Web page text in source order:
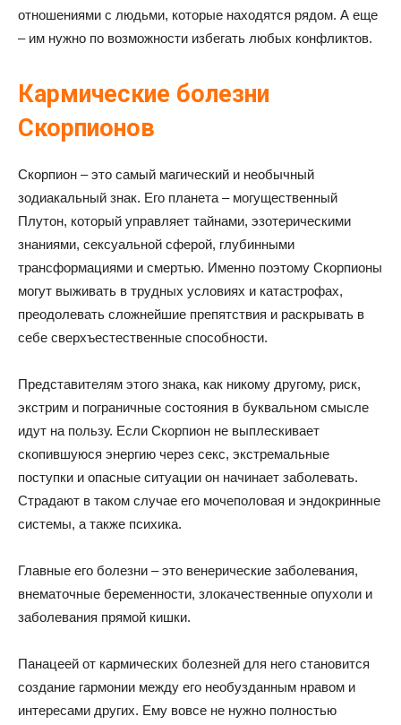
отношениями с людьми, которые находятся рядом. А еще
– им нужно по возможности избегать любых конфликтов.
Кармические болезни
Скорпионов
Скорпион – это самый магический и необычный
зодиакальный знак. Его планета – могущественный
Плутон, который управляет тайнами, эзотерическими
знаниями, сексуальной сферой, глубинными
трансформациями и смертью. Именно поэтому Скорпионы
могут выживать в трудных условиях и катастрофах,
преодолевать сложнейшие препятствия и раскрывать в
себе сверхъестественные способности.
Представителям этого знака, как никому другому, риск,
экстрим и пограничные состояния в буквальном смысле
идут на пользу. Если Скорпион не выплескивает
скопившуюся энергию через секс, экстремальные
поступки и опасные ситуации он начинает заболевать.
Страдают в таком случае его мочеполовая и эндокринные
системы, а также психика.
Главные его болезни – это венерические заболевания,
внематочные беременности, злокачественные опухоли и
заболевания прямой кишки.
Панацеей от кармических болезней для него становится
создание гармонии между его необузданным нравом и
интересами других. Ему вовсе не нужно полностью